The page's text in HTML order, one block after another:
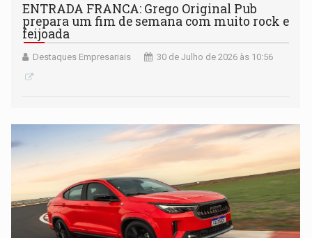
ENTRADA FRANCA: Grego Original Pub
prepara um fim de semana com muito rock e
feijoada
Destaques Empresariais 30 de Julho de 2026 às 10:56